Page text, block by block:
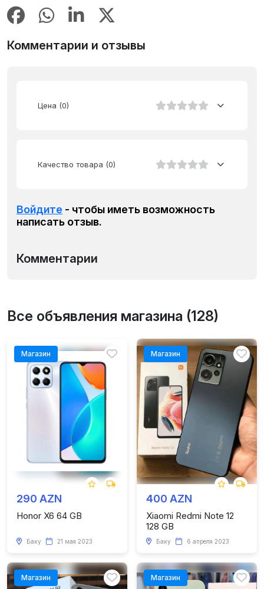
Комментарии и отзывы
Цена (0)
Качество товара (0)
Войдите - чтобы иметь возможность
написать отзыв.
Комментарии
Все объявления магазина (128)
Магазин
290 AZN
Honor X6 64 GB
Баку 21 мая 2023
Магазин
400 AZN
Xiaomi Redmi Note 12
128 GB
Баку 6 апреля 2023
Магазин Магазин